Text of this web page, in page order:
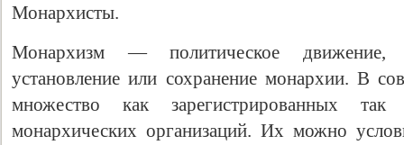
Монархисты.
Монархизм — политическое движение,
установление или сохранение монархии. В
множество как зарегистрированных
монархических организаций. Их можно